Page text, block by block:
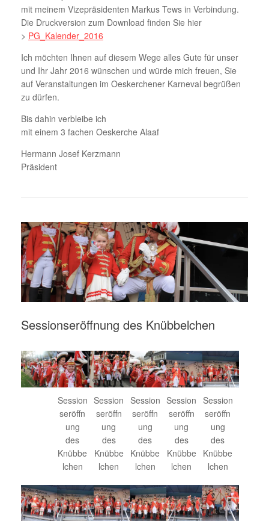
mit meinem Vizepräsidenten Markus Tews in Verbindung.
Die Druckversion zum Download finden Sie hier
> PG_Kalender_2016
Ich möchten Ihnen auf diesem Wege alles Gute für unser
und Ihr Jahr 2016 wünschen und würde mich freuen, Sie
auf Veranstaltungen im Oeskerchener Karneval begrüßen
zu dürfen.
Bis dahin verbleibe ich
mit einem 3 fachen Oeskerche Alaaf
Hermann Josef Kerzmann
Präsident
Sessionseröffnung des Knübbelchen
Session
seröffn
ung
des
Knübbe
lchen
Session
seröffn
ung
des
Knübbe
lchen
Session
seröffn
ung
des
Knübbe
lchen
Session
seröffn
ung
des
Knübbe
lchen
Session
seröffn
ung
des
Knübbe
lchen